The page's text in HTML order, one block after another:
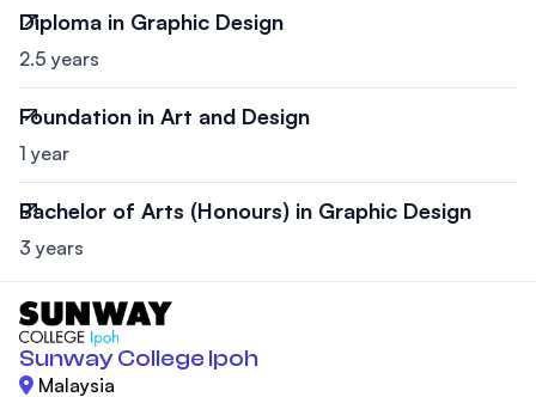
Diploma in Graphic Design
2.5 years
Foundation in Art and Design
1 year
Bachelor of Arts (Honours) in Graphic Design
3 years
Sunway College Ipoh
Malaysia